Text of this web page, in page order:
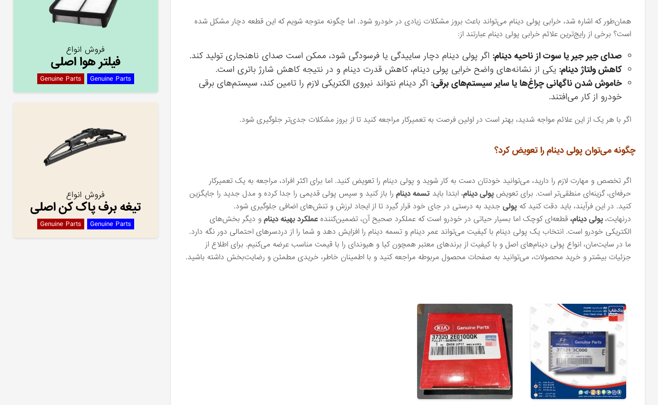
فروش انواع
فیلتر هوا اصلی
Genuine Parts Genuine Parts
فروش انواع
تیغه برف پاک کن اصلی
Genuine Parts Genuine Parts
همان‌طور که اشاره شد، خرابی پولی دینام می‌تواند باعث بروز مشکلات زیادی در خودرو شود. اما چگونه متوجه شویم که این قطعه دچار مشکل شده
است؟ برخی از رایج‌ترین علائم خرابی پولی دینام عبارتند از:
صدای جیر جیر یا سوت از ناحیه دینام: اگر پولی دینام دچار ساییدگی یا فرسودگی شود، ممکن است صدای ناهنجاری تولید کند.
کاهش ولتاژ دینام: یکی از نشانه‌های واضح خرابی پولی دینام، کاهش قدرت دینام و در نتیجه کاهش شارژ باتری است.
خاموش شدن ناگهانی چراغ‌ها یا سایر سیستم‌های برقی: اگر دینام نتواند نیروی الکتریکی لازم را تامین کند، سیستم‌های برقی
خودرو از کار می‌افتند.
اگر با هر یک از این علائم مواجه شدید، بهتر است در اولین فرصت به تعمیرکار مراجعه کنید تا از بروز مشکلات جدی‌تر جلوگیری شود.
چگونه می‌توان پولی دینام را تعویض کرد؟
اگر تخصص و مهارت لازم را دارید، می‌توانید خودتان دست به کار شوید و پولی دینام را تعویض کنید. اما برای اکثر افراد، مراجعه به یک تعمیرکار
حرفه‌ای، گزینه‌ای منطقی‌تر است. برای تعویض پولی دینام، ابتدا بایدتسمه دینام را باز کنید و سپس پولی قدیمی را جدا کرده و مدل جدید را جایگزین
کنید. در این فرآیند، باید دقت کنید کهپولی جدید به درستی در جای خود قرار گیرد تا از ایجاد لرزش و تنش‌های اضافی جلوگیری شود.
درنهایت،پولی دینام، قطعه‌ای کوچک اما بسیار حیاتی در خودرو است که عملکرد صحیح آن، تضمین‌کنندهعملکرد بهینه دینام و دیگر بخش‌های
الکتریکی خودرو است. انتخاب یک پولی دینام با کیفیت می‌تواند عمر دینام و تسمه دینام را افزایش دهد و شما را از دردسرهای احتمالی دور نگه دارد.
ما در سایت‌مان، انواع پولی دینام‌های اصل و با کیفیت از برندهای معتبر همچون کیا و هیوندای را با قیمت مناسب عرضه می‌کنیم. برای اطلاع از
جزئیات بیشتر و خرید محصولات، می‌توانید به صفحات محصول مربوطه مراجعه کنید و با اطمینان خاطر، خریدی مطمئن و رضایت‌بخش داشته باشید.